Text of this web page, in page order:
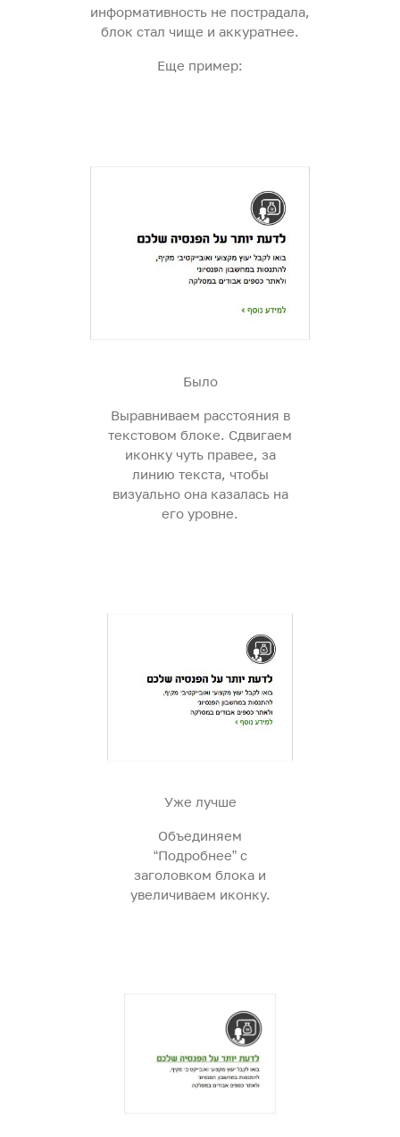
информативность не пострадала,
блок стал чище и аккуратнее.
Еще пример:
Было
Выравниваем расстояния в
текстовом блоке. Сдвигаем
иконку чуть правее, за
линию текста, чтобы
визуально она казалась на
его уровне.
Уже лучше
Объединяем
“Подробнее” с
заголовком блока и
увеличиваем иконку.